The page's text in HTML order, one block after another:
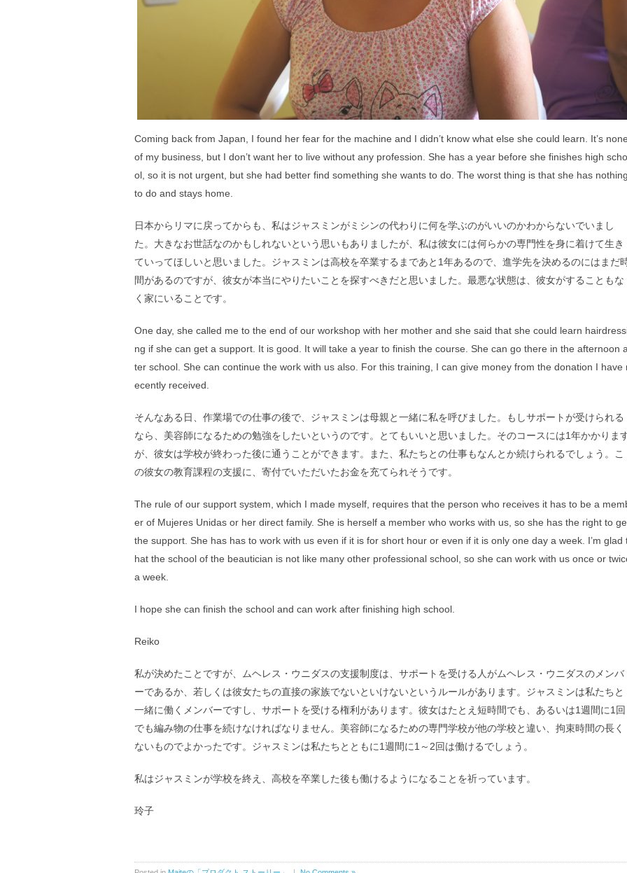
Coming back from Japan, I found her fear for the machine and I didn’t know what else she could learn. It’s none
of my business, but I don’t want her to live without any profession. She has a year before she finishes high scho
ol, so it is not urgent, but she had better find something she wants to do. The worst thing is that she has nothing
to do and stays home.
日本からリマに戻ってからも、私はジャスミンがミシンの代わりに何を学ぶのがいいのかわからないでいまし
た。大きなお世話なのかもしれないという思いもありましたが、私は彼女には何らかの専門性を身に着けて生き
ていってほしいと思いました。ジャスミンは高校を卒業するまであと1年あるので、進学先を決めるのにはまだ
間があるのですが、彼女が本当にやりたいことを探すべきだと思いました。最悪な状態は、彼女がすることもな
く家にいることです。
One day, she called me to the end of our workshop with her mother and she said that she could learn
ng if she can get a support. It is good. It will take a year to finish the course. She can go there in the afternoon
ter school. She can continue the work with us also. For this training, I can give money from the donation I have
ecently received.
そんなある日、作業場での仕事の後で、ジャスミンは母親と一緒に私を呼びました。もしサポートが受けられる
なら、美容師になるための勉強をしたいというのです。とてもいいと思いました。そのコースには1年かかりま
が、彼女は学校が終わった後に通うことができます。また、私たちとの仕事もなんとか続けられるでしょう。こ
の彼女の教育課程の支援に、寄付でいただいたお金を充てられそうです。
The rule of our support system, which I made myself, requires that the person who receives it has to be a
er of Mujeres Unidas or her direct family. She is herself a member who works with us, so she has the right to
the support. She has has to work with us even if it is for short hour or even if it is only one day a week. I’m glad
hat the school of the beautician is not like many other professional school, so she can work with us once or
a week.
I hope she can finish the school and can work after finishing high school.
Reiko
私が決めたことですが、ムヘレス・ウニダスの支援制度は、サポートを受ける人がムヘレス・ウニダスのメンバ
ーであるか、若しくは彼女たちの直接の家族でないといけないというルールがあります。ジャスミンは私たちと
一緒に働くメンバーですし、サポートを受ける権利があります。彼女はたとえ短時間でも、あるいは1週間に1回
でも編み物の仕事を続けなければなりません。美容師になるための専門学校が他の学校と違い、拘束時間の長く
ないものでよかったです。ジャスミンは私たちとともに1週間に1～2回は働けるでしょう。
私はジャスミンが学校を終え、高校を卒業した後も働けるようになることを祈っています。
玲子